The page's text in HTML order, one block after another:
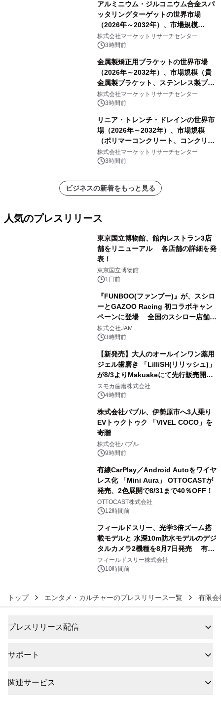
アルミニウム・ジルコニウム合金スパ
ッタリングターゲットの世界市場
（2026年～2032年）、市場規模
（0.995、0.999、その他）・分析レポ
ートを発表
株式会社マーケットリサーチセンター
3時間前
金属製矯正用ブラケットの世界市場
（2026年～2032年）、市場規模（貴
金属製ブラケット、ステンレス製ブラ
ケット、純チタン製ブラケット）・分
析レポートを発表
株式会社マーケットリサーチセンター
3時間前
リニア・トレンチ・ドレインの世界市
場（2026年～2032年）、市場規模
（ポリマーコンクリート、コンクリー
ト、プラスチック、金属）・分析レポ
ートを発表
株式会社マーケットリサーチセンター
3時間前
ビジネスの新着をもっと見る
人気のプレスリリース
東京国立博物館、館内レストラン3店
舗をリニューアル 各店舗の詳細を発
表！
東京国立博物館
1日前
『FUNBOO(ファンブー)』が、スシロ
ーとGAZOO Racing 初コラボキャン
ペーンに登場 全国のスシロー店舗で
GR 4車種の FUNBOO(ミニカー)付き
メニューが展開されます
株式会社JAM
3時間前
【新発売】大人のオールインワン薬用
ジェル歯磨き 「LilliSH(リリッシュ)」
が8/3よりMakuakeにて先行販売開
始！
スモカ歯磨株式会社
4時間前
株式会社バブル、伊勢原市へ3人乗り
EVトゥクトゥク 「VIVEL COCO」を
寄贈
株式会社バブル
9時間前
有線CarPlay／Android Autoをワイヤ
レス化 「Mini Aura」 OTTOCASTが
発売、2色展開で8/31まで40％OFF！
OTTOCAST株式会社
12時間前
フィールドスリー、光学3倍ズーム搭
載モデルと 水深10m防水モデルのデジ
タルカメラ2機種を8月7日発売 有効
約1300万画素、用途別に選べるコンデ
ジ新登場
フィールドスリー株式会社
10時間前
トップ エンタメ・カルチャーのプレスリリース一覧 有限会
プレスリリース配信
サポート
関連サービス